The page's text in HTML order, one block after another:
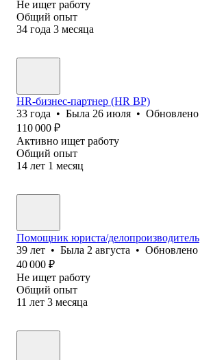
Не ищет работу
Общий опыт
34 года 3 месяца
HR-бизнес-партнер (HR BP)
33 года • Была 26 июля • Обновлено
110 000 ₽
Активно ищет работу
Общий опыт
14 лет 1 месяц
Помощник юриста/делопроизводитель
39 лет • Была 2 августа • Обновлено
40 000 ₽
Не ищет работу
Общий опыт
11 лет 3 месяца